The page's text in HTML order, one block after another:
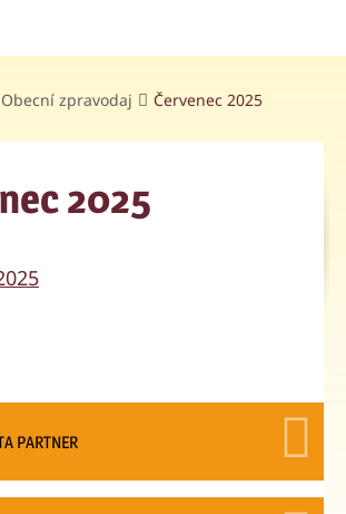
Obecní zpravodaj Červenec 2025
2025
PARTNER